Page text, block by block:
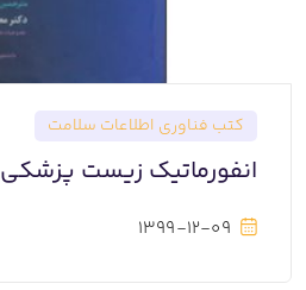
کتب فناوری اطلاعات سلامت
انفورماتیک زیست پزشکی
1399-12-09